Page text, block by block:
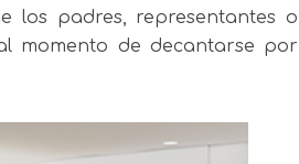
los padres, representantes o
momento de decantarse por